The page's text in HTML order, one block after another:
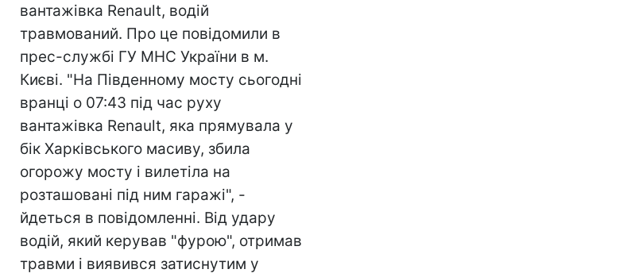
вантажівка Renault, водій
травмований. Про це повідомили в
прес-службі ГУ МНС України в м.
Києві. "На Південному мосту сьогодні
вранці о 07:43 під час руху
вантажівка Renault, яка прямувала у
бік Харківського масиву, збила
огорожу мосту і вилетіла на
розташовані під ним гаражі", -
йдеться в повідомленні. Від удару
водій, який керував "фурою", отримав
травми і виявився затиснутим у